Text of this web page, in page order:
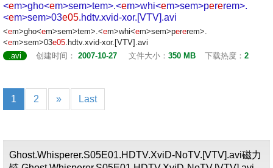
<em>gho<em>sem>tem>.<em>whi<em>sem>pererem>.
<em>sem>03e05.hdtv.xvid-xor.[VTV].avi
<em>gho<em>sem>tem>.<em>whi<em>sem>pererem>.
<em>sem>03e05.hdtv.xvid-xor.[VTV].avi
.avi
创建时间： 2007-10-27 文件大小： 350 MB 下载热度： 2
1 2 » Last
Ghost.Whisperer.S05E01.HDTV.XviD-NoTV.[VTV].avi磁力